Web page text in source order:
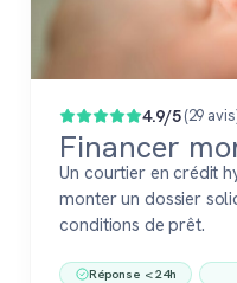
4.9/5(29
Financer
Un courtier en crédit
monter un dossier
conditions de prêt.
Réponse < 24h